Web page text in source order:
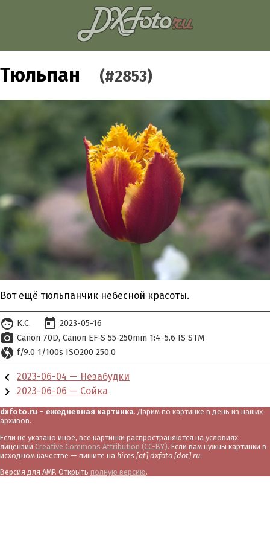
Тюльпан (#2853)
Вот ещё тюльпанчик небесной красоты.
face К.С. today 2023-05-16
photo_camera Canon 70D Canon EF-S 55-250mm 1:4-5.6 IS STM
camera f/9.0 1/100s ISO200 250.0
chevron_left 2023-06-04 — Незабудки
chevron_right 2023-06-06 — Сойка
dxfoto.ru – ежедневная картинка. Дарим по картинке в день из наших
архивов.
Если не указано иное, все картинки распространяются на условиях
лицензии Creative Commons Attribution (CC-BY). Если вам нужны картинки в
исходном качестве — пишите на hires [at] dxfoto [dot] ru.
Версия для AMP. Открыть полную версию.